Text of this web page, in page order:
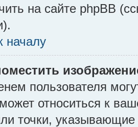
на сайте phpBB
началу
пользователя
относиться к
точки,